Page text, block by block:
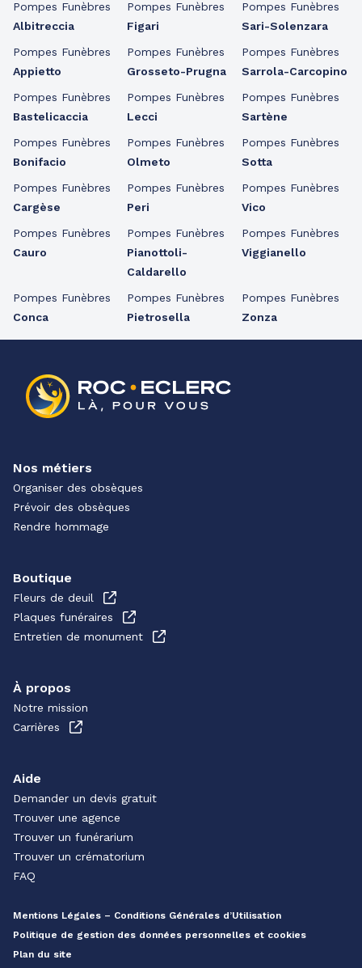
Pompes Funèbres
Albitreccia
Pompes Funèbres
Appietto
Pompes Funèbres
Bastelicaccia
Pompes Funèbres
Bonifacio
Pompes Funèbres
Cargèse
Pompes Funèbres
Cauro
Pompes Funèbres
Conca
Pompes Funèbres
Figari
Pompes Funèbres
Grosseto-Prugna
Pompes Funèbres
Lecci
Pompes Funèbres
Olmeto
Pompes Funèbres
Peri
Pompes Funèbres
Pianottoli-
Caldarello
Pompes Funèbres
Pietrosella
Pompes Funèbres
Sari-Solenzara
Pompes Funèbres
Sarrola-Carcopino
Pompes Funèbres
Sartène
Pompes Funèbres
Sotta
Pompes Funèbres
Vico
Pompes Funèbres
Viggianello
Pompes Funèbres
Zonza
Nos métiers
Organiser des obsèques
Prévoir des obsèques
Rendre hommage
Boutique
Fleurs de deuil
Plaques funéraires
Entretien de monument
À propos
Notre mission
Carrières
Aide
Demander un devis gratuit
Trouver une agence
Trouver un funérarium
Trouver un crématorium
FAQ
Mentions Légales – Conditions Générales d’Utilisation
Politique de gestion des données personnelles et cookies
Plan du site